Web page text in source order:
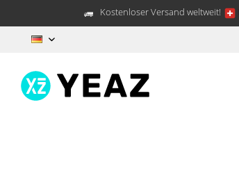
Kostenloser Versand weltweit!